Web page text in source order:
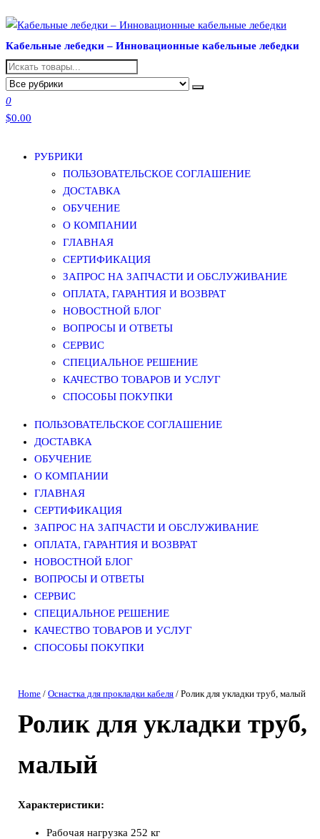
к
содержимому
Кабельные лебедки – Инновационные кабельные лебедки
0
$0.00
РУБРИКИ
ПОЛЬЗОВАТЕЛЬСКОЕ СОГЛАШЕНИЕ
ДОСТАВКА
ОБУЧЕНИЕ
О КОМПАНИИ
ГЛАВНАЯ
СЕРТИФИКАЦИЯ
ЗАПРОС НА ЗАПЧАСТИ И ОБСЛУЖИВАНИЕ
ОПЛАТА, ГАРАНТИЯ И ВОЗВРАТ
НОВОСТНОЙ БЛОГ
ВОПРОСЫ И ОТВЕТЫ
СЕРВИС
СПЕЦИАЛЬНОЕ РЕШЕНИЕ
КАЧЕСТВО ТОВАРОВ И УСЛУГ
СПОСОБЫ ПОКУПКИ
ПОЛЬЗОВАТЕЛЬСКОЕ СОГЛАШЕНИЕ
ДОСТАВКА
ОБУЧЕНИЕ
О КОМПАНИИ
ГЛАВНАЯ
СЕРТИФИКАЦИЯ
ЗАПРОС НА ЗАПЧАСТИ И ОБСЛУЖИВАНИЕ
ОПЛАТА, ГАРАНТИЯ И ВОЗВРАТ
НОВОСТНОЙ БЛОГ
ВОПРОСЫ И ОТВЕТЫ
СЕРВИС
СПЕЦИАЛЬНОЕ РЕШЕНИЕ
КАЧЕСТВО ТОВАРОВ И УСЛУГ
СПОСОБЫ ПОКУПКИ
Home /Оснастка для прокладки кабеля / Ролик для укладки труб, малый
Ролик для укладки труб,
малый
Характеристики:
Рабочая нагрузка 252 кг